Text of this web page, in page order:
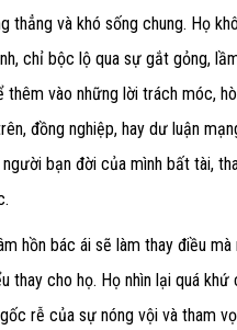
thẳng và khó sống chung. Họ
chỉ bộc lộ qua sự gắt gỏng,
thêm vào những lời trách móc,
đồng nghiệp, hay dư luận
bạn đời của mình bất tài,
hồn bác ái sẽ làm thay điều
thay cho họ. Họ nhìn lại quá
rễ của sự nóng vội và tham